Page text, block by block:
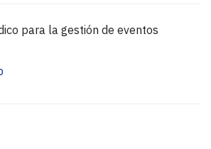
para la gestión de eventos